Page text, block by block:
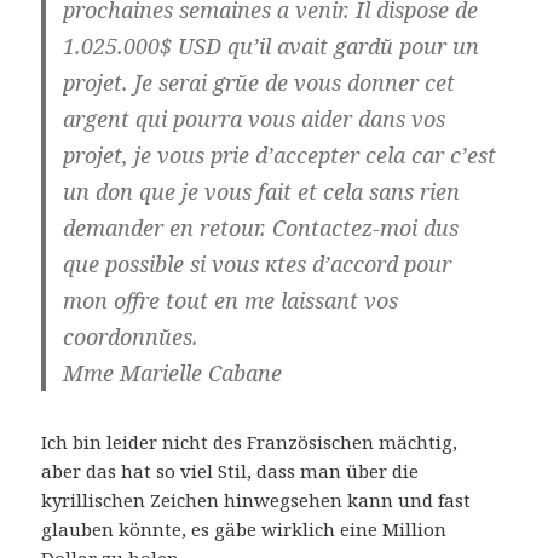
prochaines semaines а venir. Il dispose de
1.025.000$ USD qu’il avait gardй pour un
projet. Je serai grйe de vous donner cet
argent qui pourra vous aider dans vos
projet, je vous prie d’accepter cela car c’est
un don que je vous fait et cela sans rien
demander en retour. Contactez-moi dиs
que possible si vous кtes d’accord pour
mon offre tout en me laissant vos
coordonnйes.
Mme Marielle Cabane
Ich bin leider nicht des Französischen mächtig,
aber das hat so viel Stil, dass man über die
kyrillischen Zeichen hinwegsehen kann und fast
glauben könnte, es gäbe wirklich eine Million